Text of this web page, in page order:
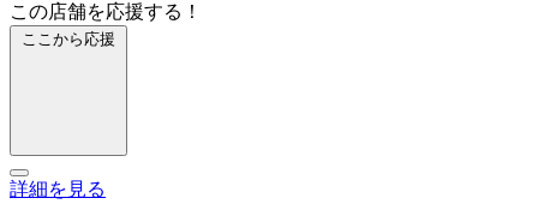
この店舗を応援する！
ここから応援
詳細を見る